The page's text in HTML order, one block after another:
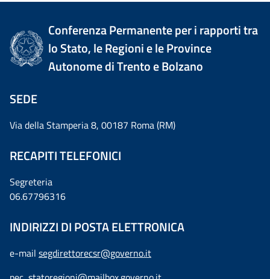
Conferenza Permanente per i rapporti tra
lo Stato, le Regioni e le Province
Autonome di Trento e Bolzano
SEDE
Via della Stamperia 8, 00187 Roma (RM)
RECAPITI TELEFONICI
Segreteria
06.67796316
INDIRIZZI DI POSTA ELETTRONICA
e-mail segdirettorecsr@governo.it